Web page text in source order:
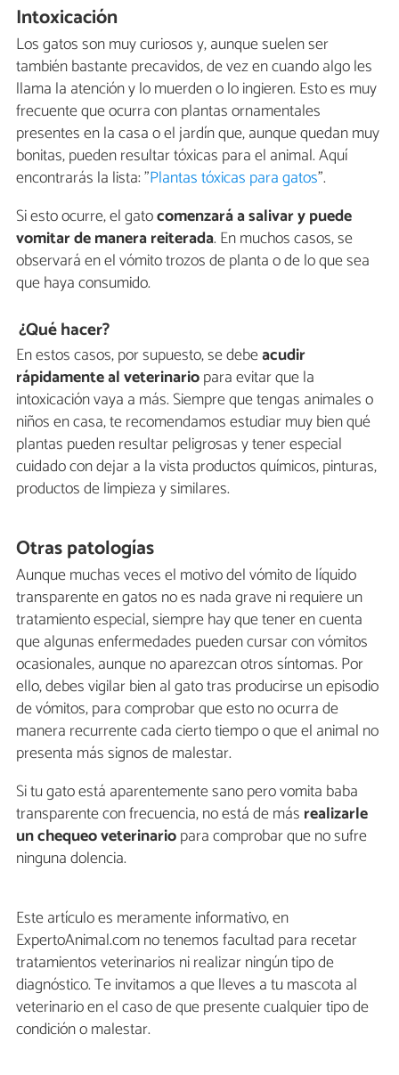
Intoxicación
Los gatos son muy curiosos y, aunque suelen ser
también bastante precavidos, de vez en cuando algo les
llama la atención y lo muerden o lo ingieren. Esto es muy
frecuente que ocurra con plantas ornamentales
presentes en la casa o el jardín que, aunque quedan muy
bonitas, pueden resultar tóxicas para el animal. Aquí
encontrarás la lista: "Plantas tóxicas para gatos".
Si esto ocurre, el gatocomenzará a salivar y puede
vomitar de manera reiterada. En muchos casos, se
observará en el vómito trozos de planta o de lo que sea
que haya consumido.
¿Qué hacer?
En estos casos, por supuesto, se debeacudir
rápidamente al veterinariopara evitar que la
intoxicación vaya a más. Siempre que tengas animales o
niños en casa, te recomendamos estudiar muy bien qué
plantas pueden resultar peligrosas y tener especial
cuidado con dejar a la vista productos químicos, pinturas,
productos de limpieza y similares.
Otras patologías
Aunque muchas veces el motivo del vómito de líquido
transparente en gatos no es nada grave ni requiere un
tratamiento especial, siempre hay que tener en cuenta
que algunas enfermedades pueden cursar con vómitos
ocasionales, aunque no aparezcan otros síntomas. Por
ello, debes vigilar bien al gato tras producirse un episodio
de vómitos, para comprobar que esto no ocurra de
manera recurrente cada cierto tiempo o que el animal no
presenta más signos de malestar.
Si tu gato está aparentemente sano pero vomita baba
transparente con frecuencia, no está de más realizarle
un chequeo veterinariopara comprobar que no sufre
ninguna dolencia.
Este artículo es meramente informativo, en
ExpertoAnimal.com no tenemos facultad para recetar
tratamientos veterinarios ni realizar ningún tipo de
diagnóstico. Te invitamos a que lleves a tu mascota al
veterinario en el caso de que presente cualquier tipo de
condición o malestar.